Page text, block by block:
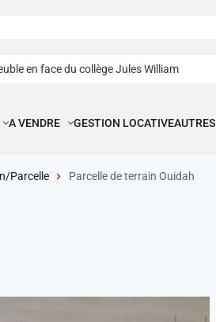
en face du collège Jules William
A VENDRE GESTION LOCATIVEAUTRES
Parcelle Parcelle de terrain Ouidah